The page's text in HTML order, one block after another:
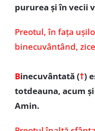
pururea și în vecii
Preotul, în fața
binecuvântând,
Binecuvântată (†)
totdeauna, acum
Amin.